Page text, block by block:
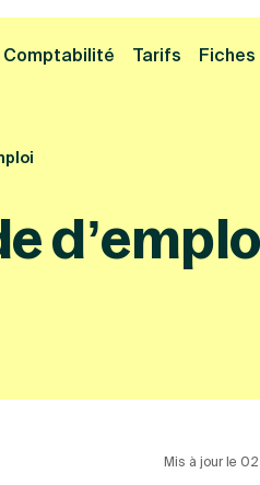
votre démarche Fermer la
Comptabilité Tarifs
Mis à jour le